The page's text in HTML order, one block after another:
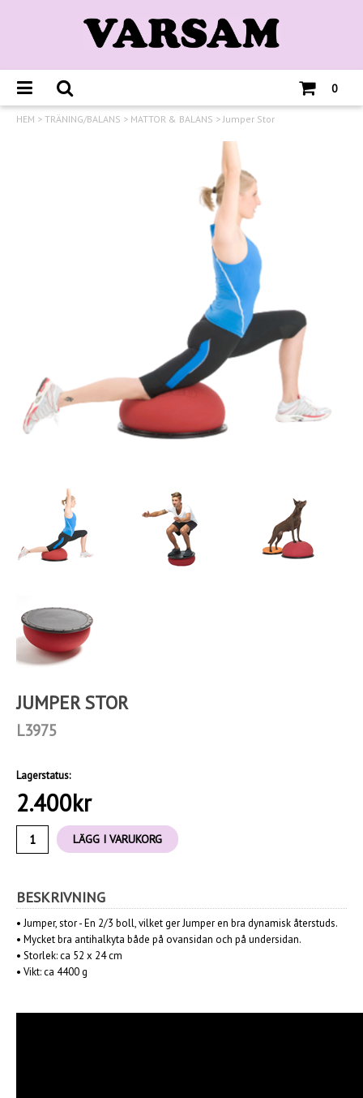
0
HEM > TRÄNING/BALANS > MATTOR & BALANS >Jumper Stor
JUMPER STOR
L3975
Lagerstatus:
2.400kr
LÄGG I VARUKORG
BESKRIVNING
• Jumper, stor - En 2/3 boll, vilket ger Jumper en bra dynamisk återstuds.
• Mycket bra antihalkyta både på ovansidan och på undersidan.
• Storlek: ca 52 x 24 cm
• Vikt: ca 4400 g